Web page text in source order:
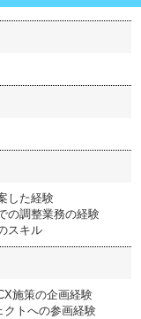
した経験
の調整業務の経験
スキル
施策の企画経験
クトへの参画経験